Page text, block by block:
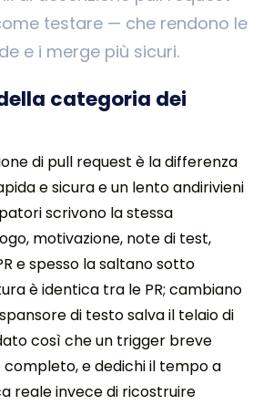
testare — che rendono le
e i merge più sicuri.
categoria dei
di pull request è la differenza
e sicura e un lento andirivieni
scrivono la stessa
motivazione, note di test,
e spesso la saltano sotto
è identica tra le PR; cambiano
di testo salva il telaio di
così che un trigger breve
completo, e dedichi il tempo a
reale invece di ricostruire